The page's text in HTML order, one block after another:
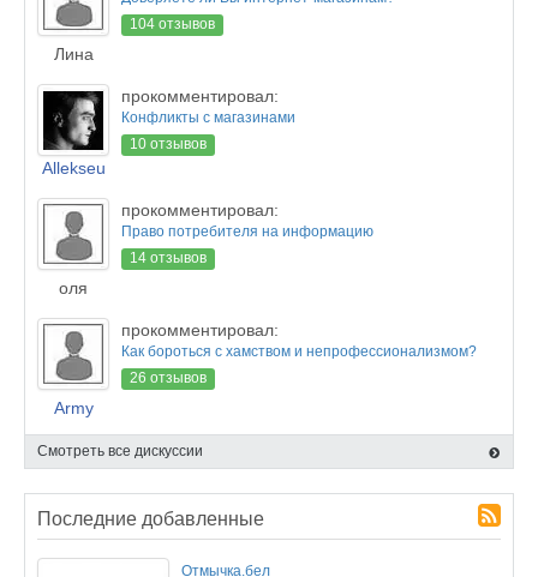
Лина
104 отзывов
Allekseu
прокомментировал:
Конфликты с магазинами
10 отзывов
оля
прокомментировал:
Право потребителя на информацию
14 отзывов
Army
прокомментировал:
Как бороться с хамством и непрофессионализмом?
26 отзывов
Смотреть все дискуссии
Последние добавленные
Отмычка.бел